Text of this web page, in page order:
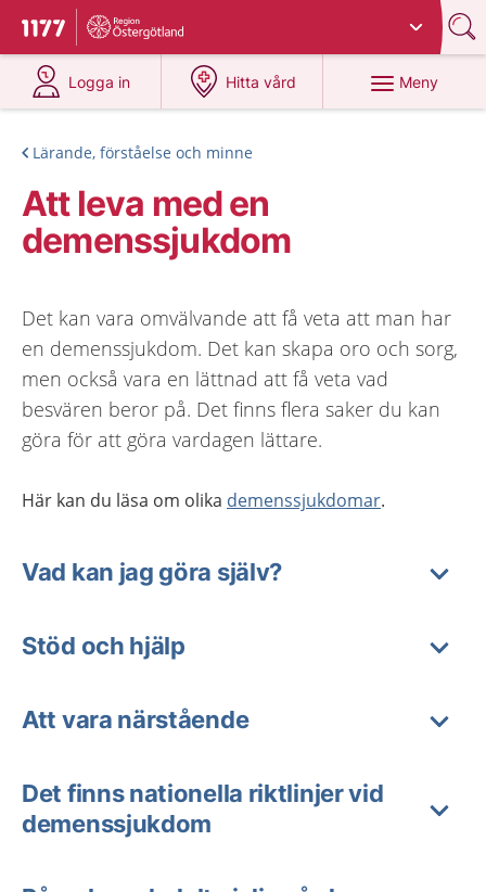
Till startsidan för 1177
Du har valt region
Logga in
på 1177.se
Hitta vård
på 1177.se
Meny
Lärande, förståelse och minne
Att leva med en
demenssjukdom
Det kan vara omvälvande att få veta att man har
en demenssjukdom. Det kan skapa oro och sorg,
men också vara en lättnad att få veta vad
besvären beror på. Det finns flera saker du kan
göra för att göra vardagen lättare.
Här kan du läsa om olika demenssjukdomar.
Vad kan jag göra själv?
Stöd och hjälp
Att vara närstående
Det finns nationella riktlinjer vid
demenssjukdom